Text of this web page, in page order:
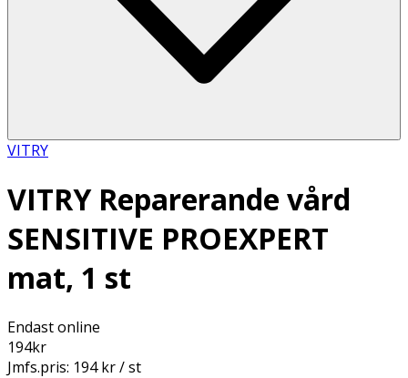
VITRY
VITRY Reparerande vård
SENSITIVE PROEXPERT
mat, 1 st
Endast online
194kr
Jmfs.pris: 194 kr / st